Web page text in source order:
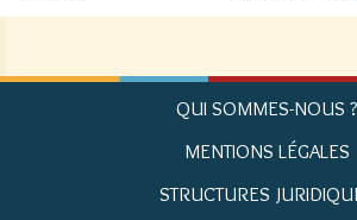
QUI SOMMES-NOUS ?
MENTIONS LÉGALES
STRUCTURES